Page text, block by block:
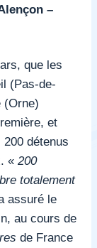
–
que les
(Pas-de-
(Orne)
et
détenus
« 200
totalement
assuré le
au cours de
de France